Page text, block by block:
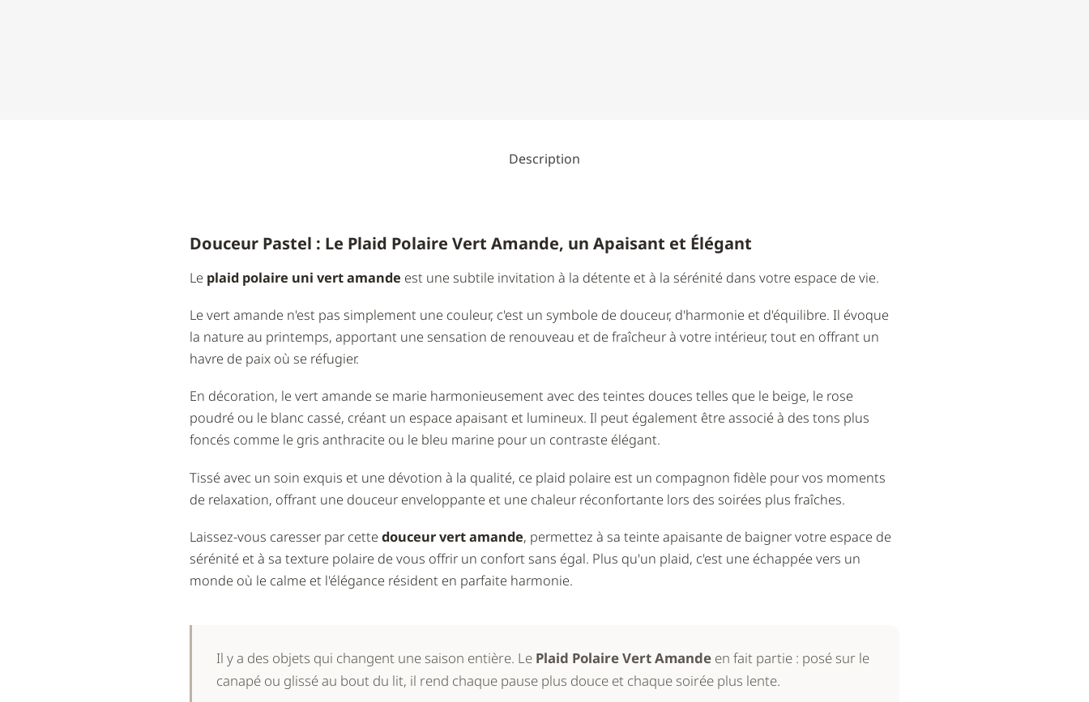
Description
Douceur Pastel : Le Plaid Polaire Vert Amande, un Apaisant et Élégant
Le plaid polaire uni vert amande est une subtile invitation à la détente et à la sérénité dans votre espace de vie.
Le vert amande n'est pas simplement une couleur, c'est un symbole de douceur, d'harmonie et d'équilibre. Il évoque
la nature au printemps, apportant une sensation de renouveau et de fraîcheur à votre intérieur, tout en offrant un
havre de paix où se réfugier.
En décoration, le vert amande se marie harmonieusement avec des teintes douces telles que le beige, le rose
poudré ou le blanc cassé, créant un espace apaisant et lumineux. Il peut également être associé à des tons plus
foncés comme le gris anthracite ou le bleu marine pour un contraste élégant.
Tissé avec un soin exquis et une dévotion à la qualité, ce plaid polaire est un compagnon fidèle pour vos moments
de relaxation, offrant une douceur enveloppante et une chaleur réconfortante lors des soirées plus fraîches.
Laissez-vous caresser par cette douceur vert amande, permettez à sa teinte apaisante de baigner votre espace de
sérénité et à sa texture polaire de vous offrir un confort sans égal. Plus qu'un plaid, c'est une échappée vers un
monde où le calme et l'élégance résident en parfaite harmonie.
Il y a des objets qui changent une saison entière. Le Plaid Polaire Vert Amande en fait partie : posé sur le
canapé ou glissé au bout du lit, il rend chaque pause plus douce et chaque soirée plus lente.